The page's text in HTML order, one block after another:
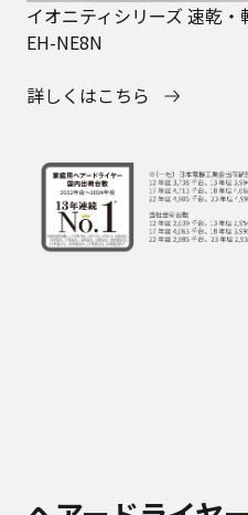
イオニティシリーズ 速乾・
EH-NE8N
詳しくはこちら